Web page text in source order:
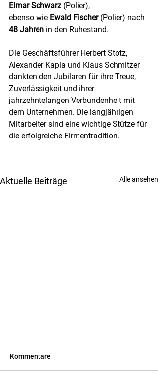
Elmar Schwarz (Polier),
ebenso wie Ewald Fischer (Polier) nach
48 Jahren in den Ruhestand.
Die Geschäftsführer Herbert Stotz,
Alexander Kapla und Klaus Schmitzer
dankten den Jubilaren für ihre Treue,
Zuverlässigkeit und ihrer
jahrzehntelangen Verbundenheit mit
dem Unternehmen. Die langjährigen
Mitarbeiter sind eine wichtige Stütze für
die erfolgreiche Firmentradition.
Aktuelle Beiträge Alle ansehen
Kommentare